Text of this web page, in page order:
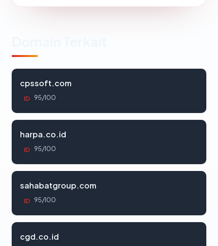
cpssoft.com
ID 95/100
harpa.co.id
ID 95/100
sahabatgroup.com
ID 95/100
cgd.co.id